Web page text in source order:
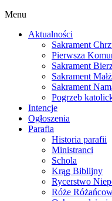
Menu
Aktualności
Sakrament
Pierwsza
Sakrament
Sakrament
Sakrament
Pogrzeb
Intencje
Ogłoszenia
Parafia
Historia parafii
Ministranci
Schola
Krąg Biblijny
Rycerstwo
Róże